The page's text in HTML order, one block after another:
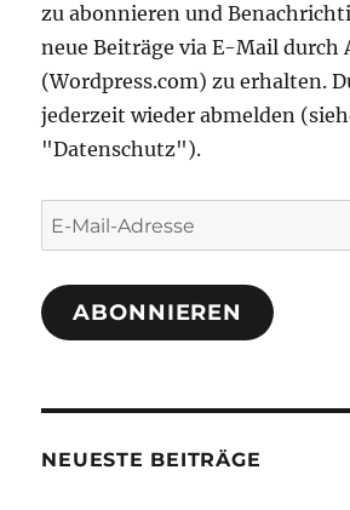
zu abonnieren und
neue Beiträge via E-Mail durch
(Wordpress.com) zu erhalten.
jederzeit wieder abmelden
"Datenschutz").
E-
Mail-
Adresse
ABONNIEREN
NEUESTE BEITRÄGE